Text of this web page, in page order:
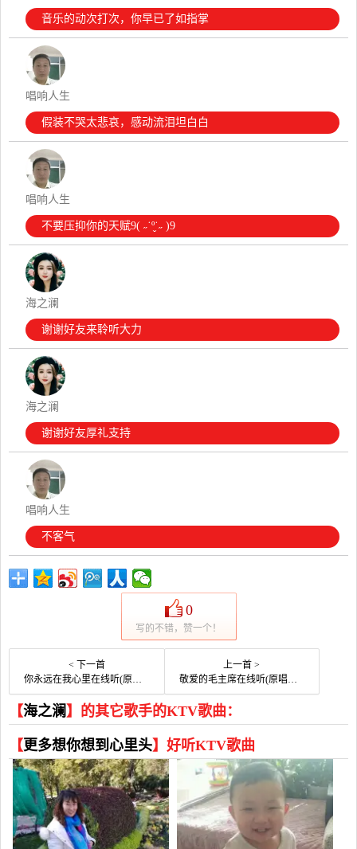
音乐的动次打次，你早已了如指掌
唱响人生
假装不哭太悲哀，感动流泪坦白白
唱响人生
不要压抑你的天赋9( ˶˙º̬˙˶ )9
海之澜
谢谢好友来聆听大力
海之澜
谢谢好友厚礼支持
唱响人生
不客气
0
写的不错，赞一个！
< 下一首
你永远在我心里在线听(原唱是媚儿菲菲)，如此简单演唱点播:86次
上一首 >
敬爱的毛主席在线听(原唱是)，冷绪振演唱点播:34次
【海之澜 】的其它歌手的KTV歌曲：
【更多想你想到心里头】好听KTV歌曲